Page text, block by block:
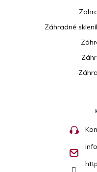
Záhradné
info